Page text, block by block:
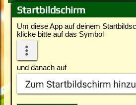
Startbildschirm
Um diese App auf deinem
klicke bitte auf das Symbol
und danach auf